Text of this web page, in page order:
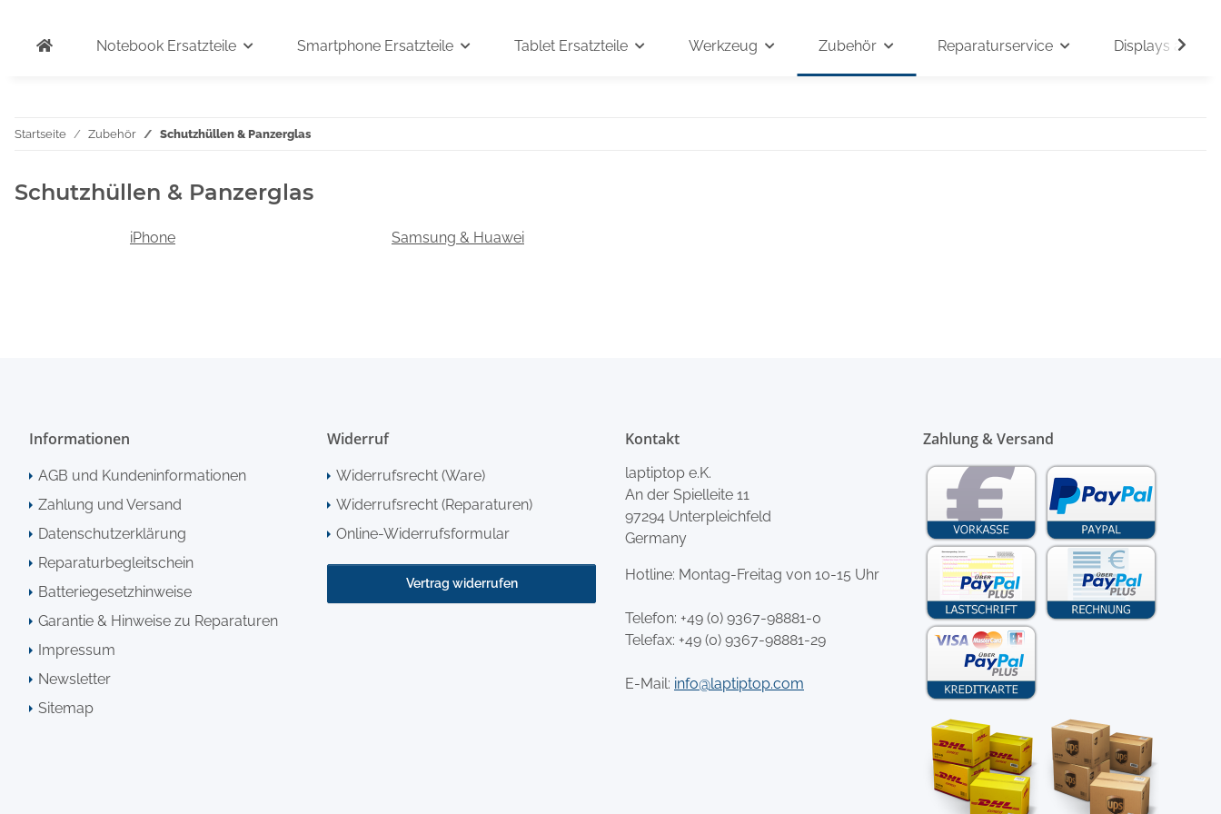
Notebook Ersatzteile Smartphone Ersatzteile Tablet Ersatzteile Werkzeug Zubehör Reparaturservice Displays auf
Startseite Zubehör Schutzhüllen & Panzerglas
Schutzhüllen & Panzerglas
iPhone Samsung & Huawei
Informationen
AGB und Kundeninformationen
Zahlung und Versand
Datenschutzerklärung
Reparaturbegleitschein
Batteriegesetzhinweise
Garantie & Hinweise zu Reparaturen
Impressum
Newsletter
Sitemap
Widerruf
Widerrufsrecht (Ware)
Widerrufsrecht (Reparaturen)
Online-Widerrufsformular
Vertrag widerrufen
Kontakt
laptiptop e.K.
An der Spielleite 11
97294 Unterpleichfeld
Germany
Hotline: Montag-Freitag von 10-15 Uhr
Telefon: +49 (0) 9367-98881-0
Telefax: +49 (0) 9367-98881-29
E-Mail: info@laptiptop.com
Zahlung & Versand